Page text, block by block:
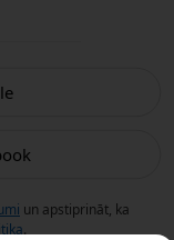
un apstiprināt, ka
.